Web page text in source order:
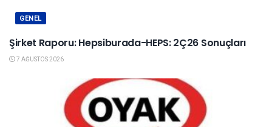
GENEL
Şirket Raporu: Hepsiburada-HEPS: 2Ç26 Sonuçları
7 AĞUSTOS 2026